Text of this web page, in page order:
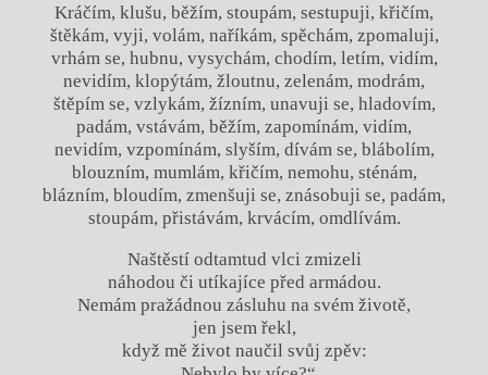
Kráčím, klušu, běžím, stoupám, sestupuji, křičím,
štěkám, vyji, volám, naříkám, spěchám, zpomaluji,
vrhám se, hubnu, vysychám, chodím, letím, vidím,
nevidím, klopýtám, žloutnu, zelenám, modrám,
štěpím se, vzlykám, žízním, unavuji se, hladovím,
padám, vstávám, běžím, zapomínám, vidím,
nevidím, vzpomínám, slyším, dívám se, blábolím,
blouzním, mumlám, křičím, nemohu, sténám,
blázním, bloudím, zmenšuji se, znásobuji se, padám,
stoupám, přistávám, krvácím, omdlívám.
Naštěstí odtamtud vlci zmizeli
náhodou či utíkajíce před armádou.
Nemám pražádnou zásluhu na svém životě,
jen jsem řekl,
když mě život naučil svůj zpěv: